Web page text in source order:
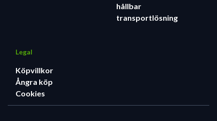
hållbar
transportlösning
Legal
Köpvillkor
Ångra köp
Cookies